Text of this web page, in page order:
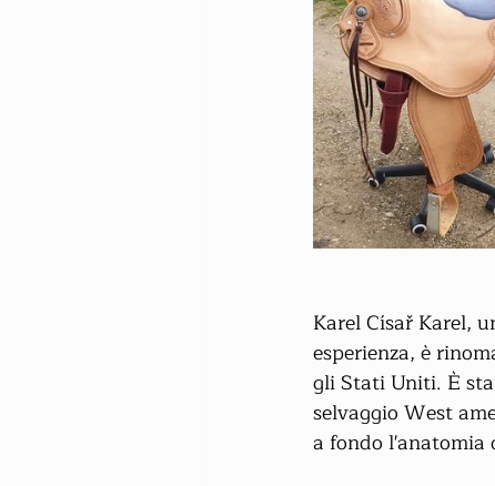
Karel Císař Karel,
esperienza, è
gli Stati Uniti. È
selvaggio West
a fondo l'anatomia